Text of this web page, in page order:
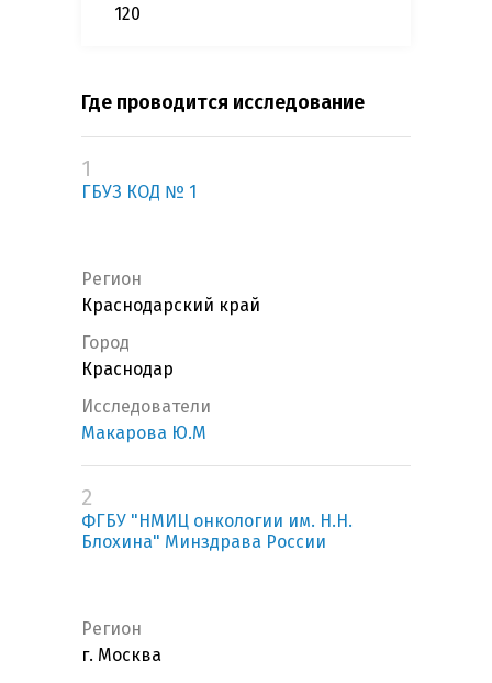
120
Где проводится исследование
1
ГБУЗ КОД № 1
Регион
Краснодарский край
Город
Краснодар
Исследователи
Макарова Ю.М
2
ФГБУ "НМИЦ онкологии им. Н.Н.
Блохина" Минздрава России
Регион
г. Москва